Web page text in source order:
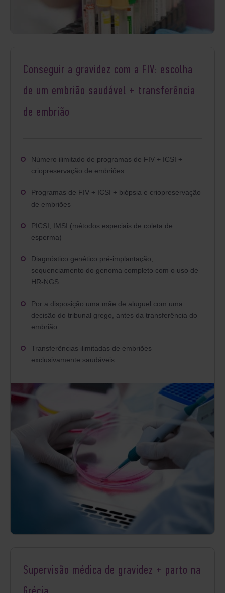
Conseguir a gravidez com a FIV: escolha
de um embrião saudável + transferência
de embrião
Número ilimitado de programas de FIV + ICSI +
criopreservação de embriões.
Programas de FIV + ICSI + biópsia e criopreservação
de embriões
PICSI, IMSI (métodos especiais de coleta de
esperma)
Diagnóstico genético pré-implantação,
sequenciamento do genoma completo com o uso de
HR-NGS
Por a disposição uma mãe de aluguel com uma
decisão do tribunal grego, antes da transferência do
embrião
Transferências ilimitadas de embriões
exclusivamente saudáveis
Supervisão médica de gravidez + parto na